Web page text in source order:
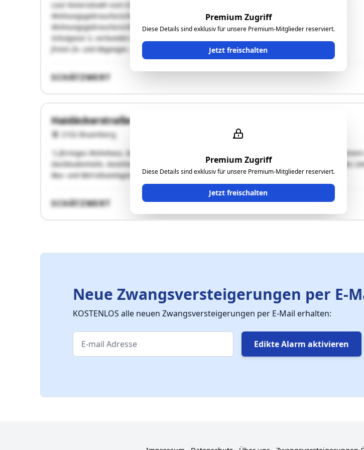
Premium Zugriff
Diese Details sind exklusiv für unsere Premium-Mitglieder reserviert.
Jetzt freischalten
Laut Notariatsakt vom 03.11.2010 besteht ein unentgeltliches lebenslängliches
Wohnungsgebrauchsrecht für Frau Christa Schlick, geboren am 11.06.1941. Das
Wohnungsgebrauchsrecht umfasst die Wohnung Top 8 (Stiege 3) im Haus
Schulgasse 3, verbunden mit der Mitbenützung des Keller sowie dem Rechte des
freien Zu- und Abganges …"
SCHÄTZWERT
Premium Zugriff
Diese Details sind exklusiv für unsere Premium-Mitglieder reserviert.
Jetzt freischalten
Haidäckerstraße 5
2102 Bisamberg
"L-förmiges Wohnhaus, bestehend aus einer Teilunterkellerung und einem Erdgeschoß sowie
DachbodenHalle, bestehend aus einem Erdgeschoß und einer LKW-Halle. Kontaminierungen des
Bau- und Betriebsanlagengenehmigungsakt am gesamten Areal vorhanden."
SCHÄTZWERT
Neue Zwangsversteigerungen per E-
KOSTENLOS alle neuen Zwangsversteigerungen per E-Mail erhalten:
Edikte Alarm aktivieren